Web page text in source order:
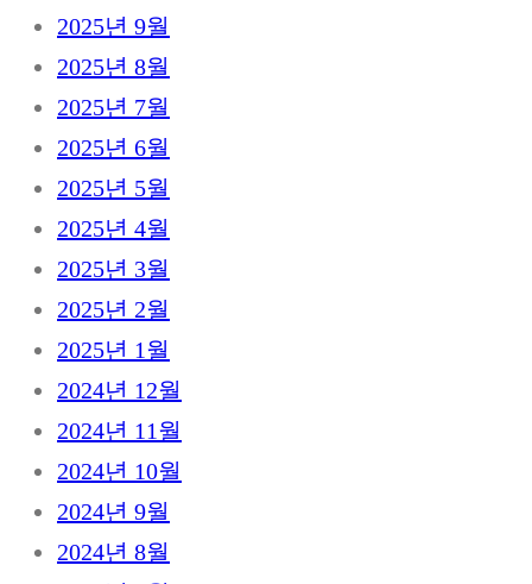
2025년 9월
2025년 8월
2025년 7월
2025년 6월
2025년 5월
2025년 4월
2025년 3월
2025년 2월
2025년 1월
2024년 12월
2024년 11월
2024년 10월
2024년 9월
2024년 8월